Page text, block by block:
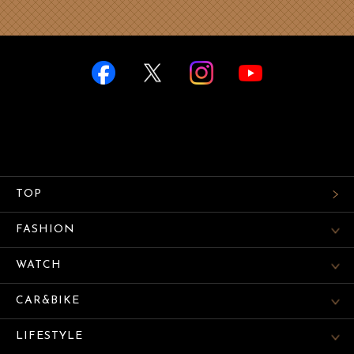
TOP
FASHION
WATCH
CAR&BIKE
LIFESTYLE